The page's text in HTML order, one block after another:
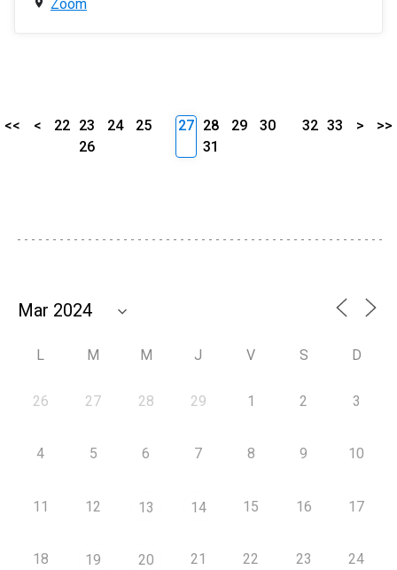
Zoom
<< < 22 23 24
25
26
27 28 29
30
31
32 33 > >>
L M M J V S D
26 27 28 29 1 2 3
4 5 6 7 8 9 10
11 12 13 14 15 16 17
18 19 20 21 22 23 24